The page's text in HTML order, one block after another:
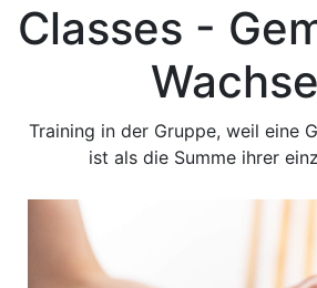
Classes -
Training in der Gruppe, weil eine
ist als die Summe ihrer